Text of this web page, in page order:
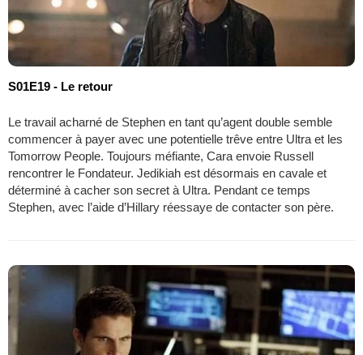
S01E19 - Le retour
Le travail acharné de Stephen en tant qu’agent double semble
commencer à payer avec une potentielle trêve entre Ultra et les
Tomorrow People. Toujours méfiante, Cara envoie Russell
rencontrer le Fondateur. Jedikiah est désormais en cavale et
déterminé à cacher son secret à Ultra. Pendant ce temps
Stephen, avec l’aide d’Hillary réessaye de contacter son père.